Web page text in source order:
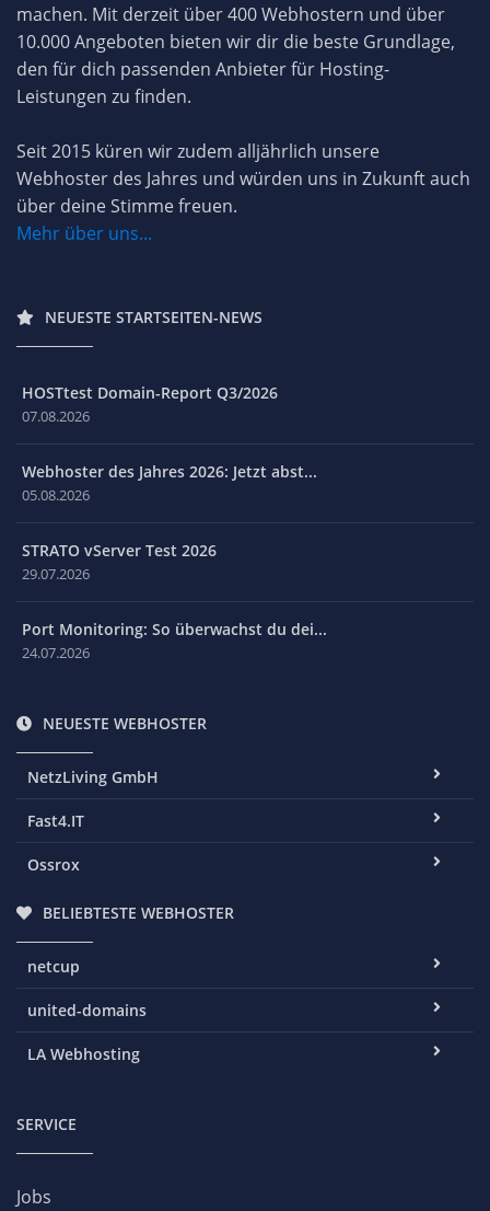
machen. Mit derzeit über 400 Webhostern und über
10.000 Angeboten bieten wir dir die beste Grundlage,
den für dich passenden Anbieter für Hosting-
Leistungen zu finden.
Seit 2015 küren wir zudem alljährlich unsere
Webhoster des Jahres und würden uns in Zukunft auch
über deine Stimme freuen.
Mehr über uns...
NEUESTE STARTSEITEN-NEWS
HOSTtest Domain-Report Q3/2026
07.08.2026
Webhoster des Jahres 2026: Jetzt abst...
05.08.2026
STRATO vServer Test 2026
29.07.2026
Port Monitoring: So überwachst du dei...
24.07.2026
NEUESTE WEBHOSTER
NetzLiving GmbH
Fast4.IT
Ossrox
BELIEBTESTE WEBHOSTER
netcup
united-domains
LA Webhosting
SERVICE
Jobs